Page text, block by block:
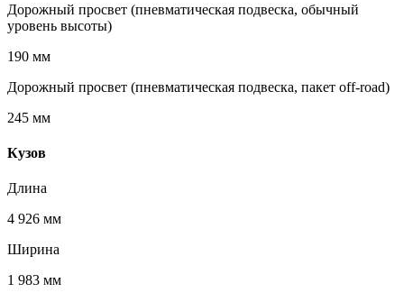
Дорожный просвет (пневматическая подвеска, обычный
уровень высоты)
190 мм
Дорожный просвет (пневматическая подвеска, пакет off-road)
245 мм
Кузов
Длина
4 926 мм
Ширина
1 983 мм